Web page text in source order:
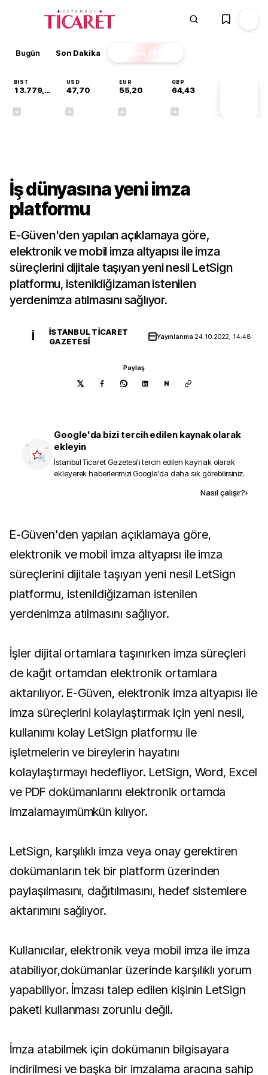
Bugün Son Dakika Finans EKSTRA
BIST
13.779,39
USD
47,70
EUR
55,20
GBP
64,43
İş dünyasına yeni imza
platformu
E-Güven'den yapılan açıklamaya göre,
elektronik ve mobil imza altyapısı ile imza
süreçlerini dijitale taşıyan yeni nesil LetSign
platformu, istenildiğizaman istenilen
yerdenimza atılmasını sağlıyor.
İ
İSTANBUL TICARET
GAZETESI
Yayınlanma 24.10.2022, 14:48
Paylaş
N
Google'da bizi tercih edilen kaynak olarak
ekleyin
İstanbul Ticaret Gazetesi'i tercih edilen kaynak olarak
ekleyerek haberlerimizi Google'da daha sık görebilirsiniz.
Nasıl çalışır?›
E-Güven'den yapılan açıklamaya göre,
elektronik ve mobil imza altyapısı ile imza
süreçlerini dijitale taşıyan yeni nesil LetSign
platformu, istenildiğizaman istenilen
yerdenimza atılmasını sağlıyor.
İşler dijital ortamlara taşınırken imza süreçleri
de kağıt ortamdan elektronik ortamlara
aktarılıyor. E-Güven, elektronik imza altyapısı ile
imza süreçlerini kolaylaştırmak için yeni nesil,
kullanımı kolay LetSign platformu ile
işletmelerin ve bireylerin hayatını
kolaylaştırmayı hedefliyor. LetSign, Word, Excel
ve PDF dokümanlarını elektronik ortamda
imzalamayımümkün kılıyor.
LetSign, karşılıklı imza veya onay gerektiren
dokümanların tek bir platform üzerinden
paylaşılmasını, dağıtılmasını, hedef sistemlere
aktarımını sağlıyor.
Kullanıcılar, elektronik veya mobil imza ile imza
atabiliyor,dokümanlar üzerinde karşılıklı yorum
yapabiliyor. İmzası talep edilen kişinin LetSign
paketi kullanması zorunlu değil.
İmza atabilmek için dokümanın bilgisayara
indirilmesi ve başka bir imzalama aracına sahip